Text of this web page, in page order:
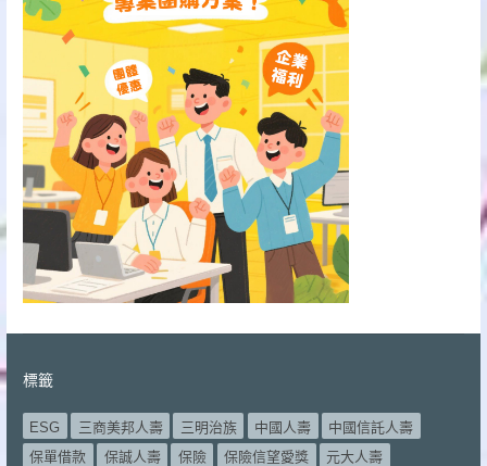
標籤
ESG 三商美邦人壽 三明治族 中國人壽
中國信託人壽
保單借款
保誠人壽 保險 保險信望愛獎
元大人壽